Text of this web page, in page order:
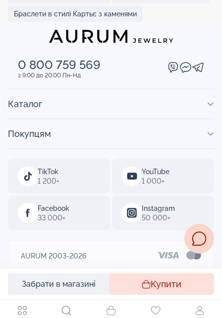
Забрати в магазині Купити
Браслети в стилі Картьє з каменями
0 800 759 569
з 9:00 до 20:00 Пн-Нд
TikTok
1 200+
YouTube
1 000+
Facebook
33 000+
Instagram
50 000+
Каталог
Покупцям
AURUM 2003-2026